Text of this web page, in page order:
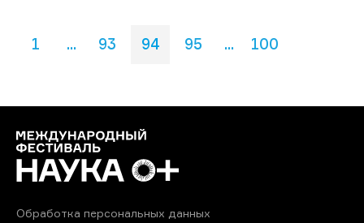
1 ... 93 94 95 ... 100
Обработка персональных данных